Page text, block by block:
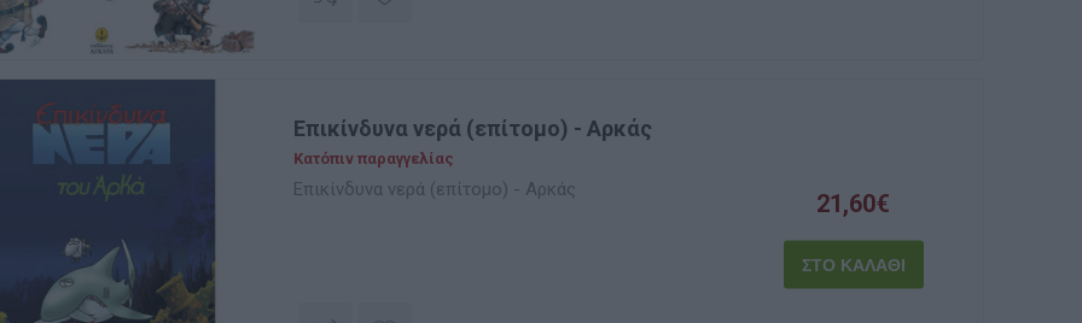
Επικίνδυνα νερά (επίτομο) - Αρκάς
Κατόπιν παραγγελίας
Επικίνδυνα νερά (επίτομο) - Αρκάς 21,60€